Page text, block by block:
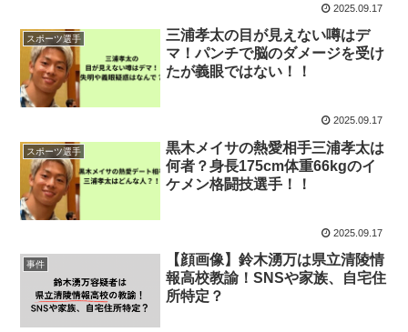
2025.09.17
スポーツ選手
三浦孝太の目が見えない噂はデ
マ！パンチで脳のダメージを受け
たが義眼ではない！！
2025.09.17
スポーツ選手
黒木メイサの熱愛相手三浦孝太は
何者？身長175cm体重66kgのイ
ケメン格闘技選手！！
2025.09.17
事件
【顔画像】鈴木湧万は県立清陵情
報高校教諭！SNSや家族、自宅住
所特定？